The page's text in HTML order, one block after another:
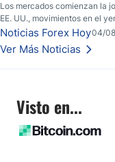
Los mercados comienzan la
EE. UU., movimientos en el
de seguridad en Bitcoin y
Noticias Forex Hoy04/
Ver Más Noticias
Visto en...